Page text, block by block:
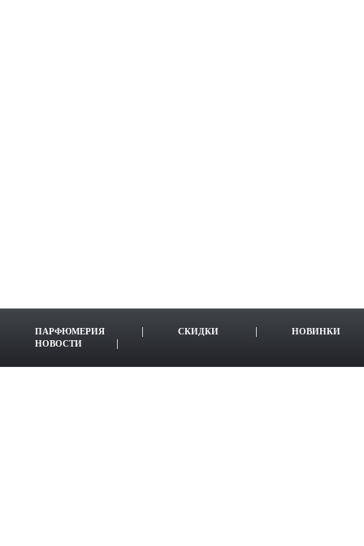
ПАРФЮМЕРИЯ СКИДКИ
НОВИНКИ
НОВОСТИ